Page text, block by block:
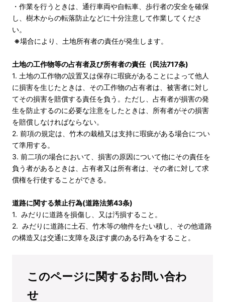
・作業を行うときは、通行車両や自転車、歩行者の安全を確保
し、樹木からの転落防止などに十分注意して作業してくださ
い。
※場合により、土地所有者の責任が発生します。
土地の工作物等の占有者及び所有者の責任（民法717条)
1. 土地の工作物の設置又は保存に瑕疵があることによって他人
に損害を生じたときは、その工作物の占有者は、被害者に対し
てその損害を賠償する責任を負う。ただし、占有者が損害の発
生を防止するのに必要な注意をしたときは、所有者がその損害
を賠償しなければならない。
2. 前項の規定は、竹木の栽植又は支持に瑕疵がある場合につい
て準用する。
3. 前二項の場合において、損害の原因について他にその責任を
負う者があるときは、占有者又は所有者は、その者に対して求
償権を行使することができる。
道路に関する禁止行為(道路法第43条)
1. みだりに道路を損傷し、又は汚損すること。
2. みだりに道路に土石、竹木等の物件をたい積し、その他道路
の構造又は交通に支障を及ぼす虞のある行為をすること。
このページに関するお問い合わ
せ